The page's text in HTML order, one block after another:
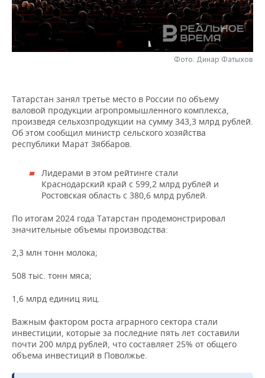
НЕФТЕХИМИЯ
НЕФТЬ
РОЗНИЧНАЯ ТОРГОВЛЯ
ТРАНСПОРТ
НОВОСТИ ТЕХНОЛОГИЙ
IT
ТЕЛЕКОММУНИКАЦИИ
МЕРОПРИЯТИЯ
НОВОСТИ МЕРОПРИЯТИЙ
БИЗНЕС-БРАНЧИ
ONLINE-КОНФЕРЕНЦИИ
СПОРТ
ФУТБОЛ
ХОККЕЙ
ВОЛЕЙБОЛ
ХОККЕЙ С МЯЧОМ
НОВОСТИ ОБЩЕСТВА
ВЛАСТЬ
ИСТОРИЯ
ПРОИСШЕСТВИЯ
ФОТОГАЛЕРЕЯ
СЮЖЕТЫ
СПИСОК ПЕРСОН
ПОЛНАЯ ВЕРСИЯ
Фото: Динар Фатыхов
Татарстан занял третье место в России по объему
валовой продукции агропромышленного комплекса,
произведя сельхозпродукции на сумму 343,3 млрд рублей.
Об этом сообщил министр сельского хозяйства
республики Марат Зяббаров.
Лидерами в этом рейтинге стали
Краснодарский край с 599,2 млрд рублей и
Ростовская область с 380,6 млрд рублей.
По итогам 2024 года Татарстан продемонстрировал
значительные объемы производства:
2,3 млн тонн молока;
508 тыс. тонн мяса;
1,6 млрд единиц яиц.
Важным фактором роста аграрного сектора стали
инвестиции, которые за последние пять лет составили
почти 200 млрд рублей, что составляет 25% от общего
объема инвестиций в Поволжье.